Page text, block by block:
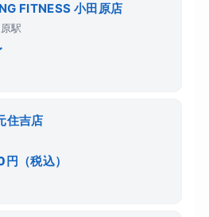
FITNESS 小田原店
駅
住吉店
（税込）